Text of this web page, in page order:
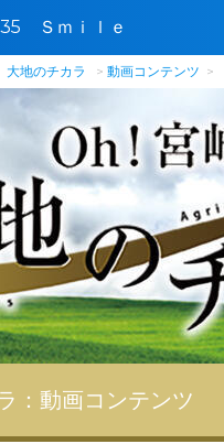
Ｓｍｉｌｅ
地のチカラ 動画コンテンツ
：動画コンテンツ